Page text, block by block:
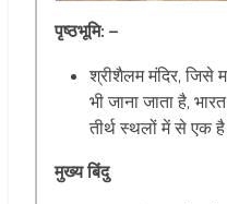
पृष्ठभूमि: –
श्रीशैलम मंदिर, जिसे
भी जाना जाता है,
तीर्थ स्थलों में से एक
मुख्य बिंदु